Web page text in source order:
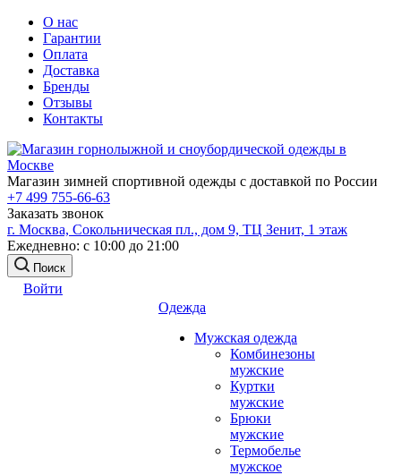
О нас
Гарантии
Оплата
Доставка
Бренды
Отзывы
Контакты
Магазин зимней спортивной одежды с доставкой по России
+7 499 755-66-63
Заказать звонок
г. Москва, Сокольническая пл., дом 9, ТЦ Зенит, 1 этаж
Ежедневно: с 10:00 до 21:00
Поиск
Войти
Одежда
Мужская одежда
Комбинезоны
мужские
Куртки
мужские
Брюки
мужские
Термобелье
мужское